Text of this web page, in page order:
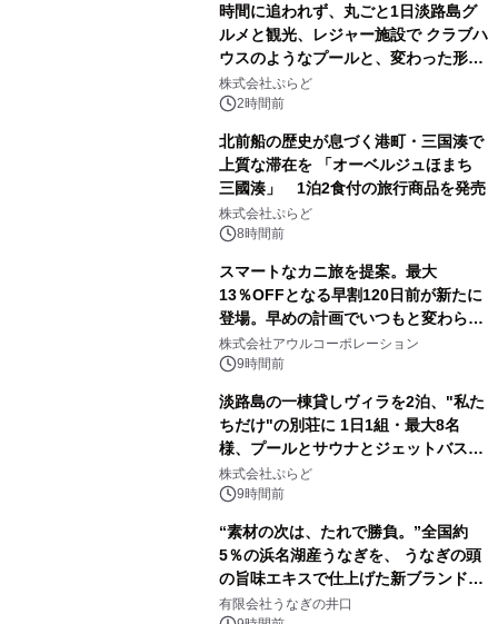
時間に追われず、丸ごと1日淡路島グ
ルメと観光、レジャー施設で クラブハ
ウスのようなプールと、変わった形の
サウナも 「THE BOXY AWAJI」のお
得な素泊まり連泊プランで
株式会社ぷらど
2時間前
北前船の歴史が息づく港町・三国湊で
上質な滞在を 「オーベルジュほまち
三國湊」 1泊2食付の旅行商品を発売
株式会社ぷらど
8時間前
スマートなカニ旅を提案。最大
13％OFFとなる早割120日前が新たに
登場。早めの計画でいつもと変わらぬ
大人の冬旅を。ー夕日ヶ浦温泉「佳松
苑 別邸ふうか」ー
株式会社アウルコーポレーション
9時間前
淡路島の一棟貸しヴィラを2泊、"私た
ちだけ"の別荘に 1日1組・最大8名
様、プールとサウナとジェットバス付
きで Villa Mon Temps AWAJIの連泊
素泊りプラン
株式会社ぷらど
9時間前
“素材の次は、たれで勝負。”全国約
5％の浜名湖産うなぎを、 うなぎの頭
の旨味エキスで仕上げた新ブランド
「井口の誉」誕生
有限会社うなぎの井口